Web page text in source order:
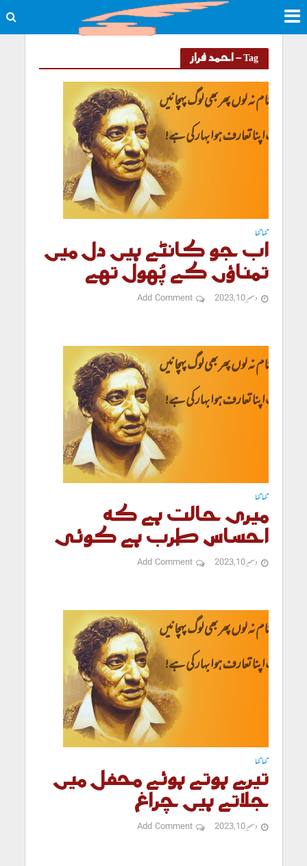
Tag - احمد فراز
تنہا تنہا
اب جو کانٹے ہیں دل میں
تمناؤں کے پُھول تھے
دسمبر 10, 2023 Add Comment
تنہا تنہا
میری حالت ہے کہ
احساس طرب ہے کوئی
دسمبر 10, 2023 Add Comment
تنہا تنہا
تیرے ہوتے ہوئے محفل میں
جلاتے ہیں چراغ
دسمبر 10, 2023 Add Comment